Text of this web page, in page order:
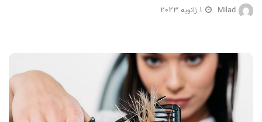
Milad 1 ژانویه 2023